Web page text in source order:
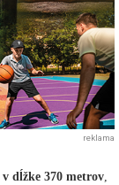
reklama
dĺžke 370 metrov